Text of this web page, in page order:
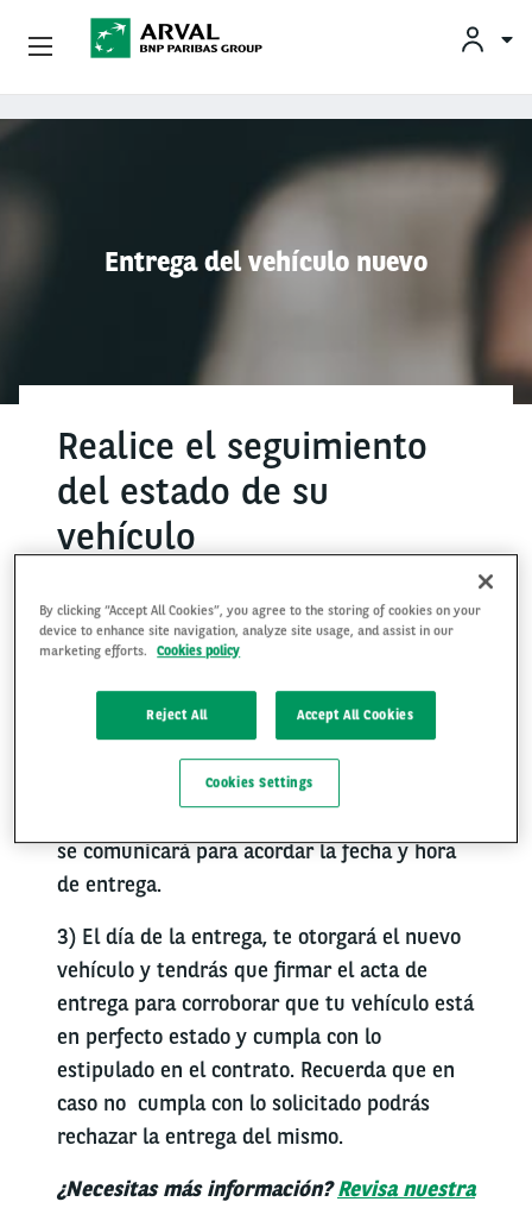
Pasar al contenido principal
Entrega del vehículo nuevo
Realice el seguimiento
del estado de su
vehículo
te damos la bienvenida a nuestros servicios.
1) Arval Relsa ordena el vehículo y confirma
la fecha de entrega prevista (o modificada).
se comunicará para acordar la fecha y hora
de entrega.
3) El día de la entrega, te otorgará el nuevo
vehículo y tendrás que firmar el acta de
entrega para corroborar que tu vehículo está
en perfecto estado y cumpla con lo
estipulado en el contrato. Recuerda que en
caso no cumpla con lo solicitado podrás
rechazar la entrega del mismo.
¿Necesitas más información?Revisa nuestra
Empresas
By clicking “Accept All Cookies”, you agree to the storing of cookies on your
device to enhance site navigation, analyze site usage, and assist in our
marketing efforts.
Cookies policy
Reject All Accept All Cookies
Cookies Settings